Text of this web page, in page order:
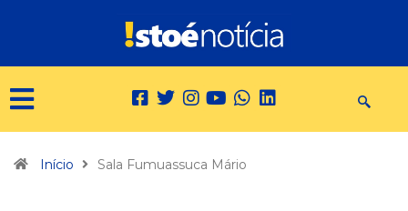
Início Sala Fumuassuca Mário